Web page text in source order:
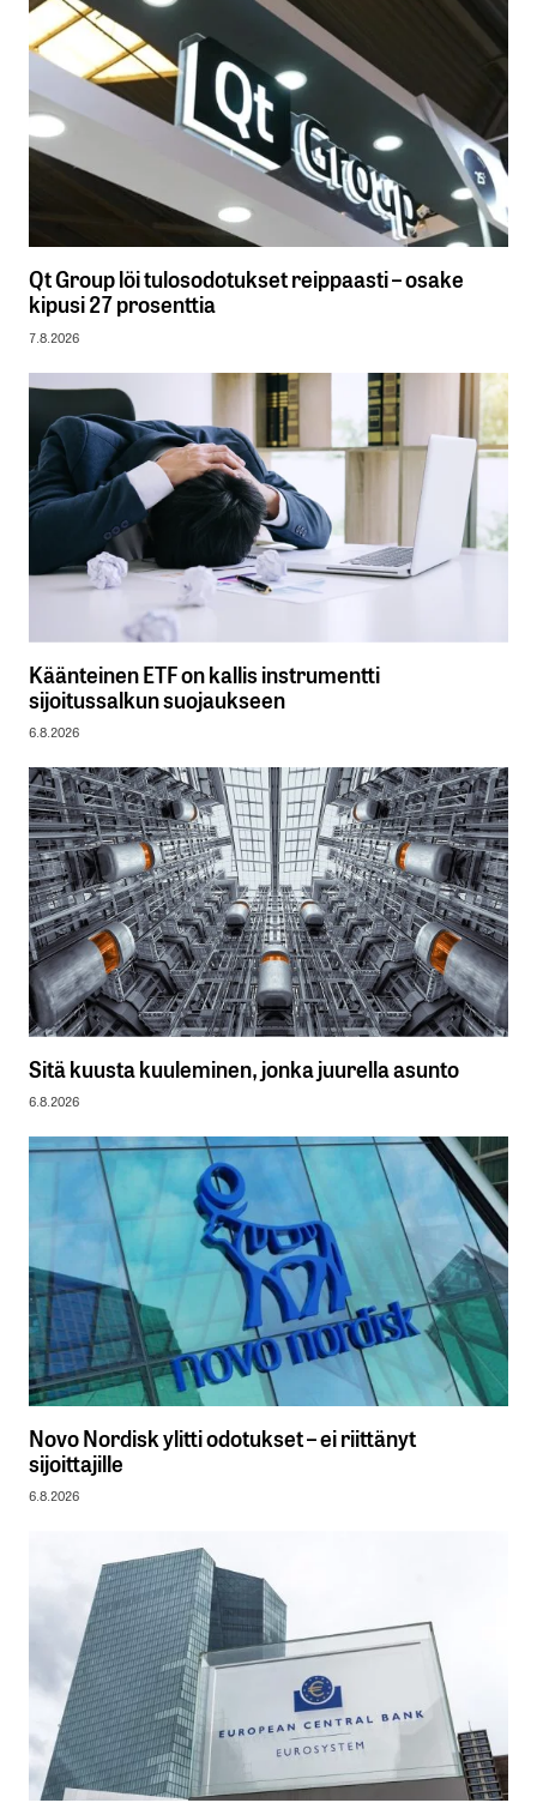
Qt Group löi tulosodotukset reippaasti – osake
kipusi 27 prosenttia
7.8.2026
Käänteinen ETF on kallis instrumentti
sijoitussalkun suojaukseen
6.8.2026
Sitä kuusta kuuleminen, jonka juurella asunto
6.8.2026
Novo Nordisk ylitti odotukset – ei riittänyt
sijoittajille
6.8.2026